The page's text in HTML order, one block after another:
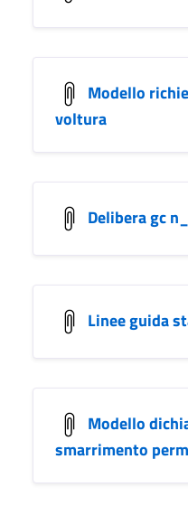
Modello
voltura
Delibera gc
Linee guida
Modello
smarrimento